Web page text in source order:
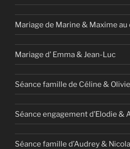
Mariage de Marine & Maxime au
Mariage d’ Emma & Jean-Luc
Séance famille de Céline &
Séance engagement d’Elodie &
Séance famille d’Audrey &